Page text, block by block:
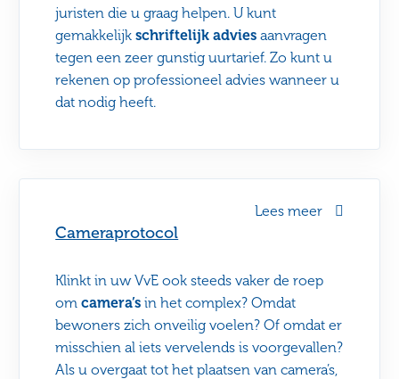
Cameraprotocol
Klinkt in uw VvE ook steeds vaker de roep
omcamera’s in het complex? Omdat
bewoners zich onveilig voelen? Of omdat er
misschien al iets vervelends is voorgevallen?
Als u overgaat tot het plaatsen van camera’s,
Lees meer
juristen die u graag helpen. U kunt
gemakkelijkschriftelijk advies aanvragen
tegen een zeer gunstig uurtarief. Zo kunt u
rekenen op professioneel advies wanneer u
dat nodig heeft.